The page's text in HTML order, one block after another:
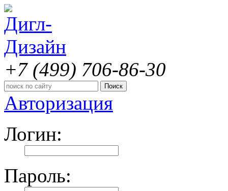
+7 (499) 706-86-30
Авторизация
Логин:
Пароль: